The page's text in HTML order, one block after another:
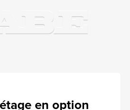
en option